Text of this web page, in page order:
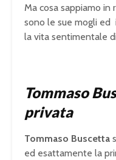
Ma cosa sappiamo in
sono le sue mogli ed
la vita sentimentale di
Tommaso
privata
Tommaso Buscetta
ed esattamente la